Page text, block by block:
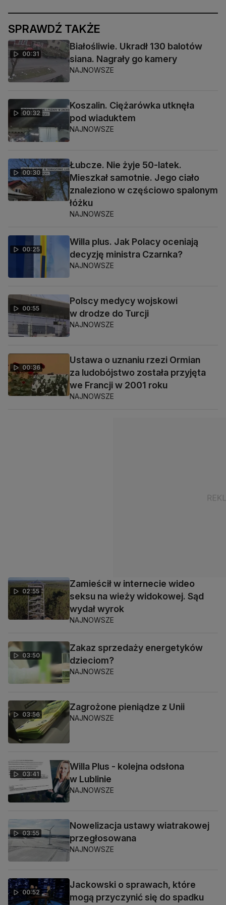
SPRAWDŹ TAKŻE
00:31
Białośliwie. Ukradł 130 balotów
siana. Nagrały go kamery
NAJNOWSZE
00:32
Koszalin. Ciężarówka utknęła
pod wiaduktem
NAJNOWSZE
00:30
Łubcze. Nie żyje 50-latek.
Mieszkał samotnie. Jego ciało
znaleziono w częściowo spalonym
łóżku
NAJNOWSZE
00:25
Willa plus. Jak Polacy oceniają
decyzję ministra Czarnka?
NAJNOWSZE
00:55
Polscy medycy wojskowi
w drodze do Turcji
NAJNOWSZE
00:36
Ustawa o uznaniu rzezi Ormian
za ludobójstwo została przyjęta
we Francji w 2001 roku
NAJNOWSZE
02:55
Zamieścił w internecie wideo
seksu na wieży widokowej. Sąd
wydał wyrok
NAJNOWSZE
03:50
Zakaz sprzedaży energetyków
dzieciom?
NAJNOWSZE
03:56
Zagrożone pieniądze z Unii
NAJNOWSZE
03:41
Willa Plus - kolejna odsłona
w Lublinie
NAJNOWSZE
03:55
Nowelizacja ustawy wiatrakowej
przegłosowana
NAJNOWSZE
00:52
Jackowski o sprawach, które
mogą przyczynić się do spadku